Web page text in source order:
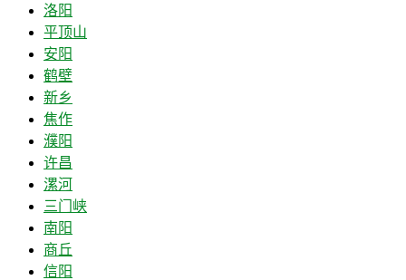
洛阳
平顶山
安阳
鹤壁
新乡
焦作
濮阳
许昌
漯河
三门峡
南阳
商丘
信阳